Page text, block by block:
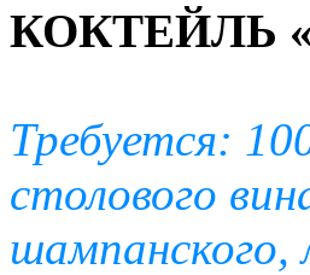
КОКТЕЙЛЬ
Требуется:
столового
шампанского,